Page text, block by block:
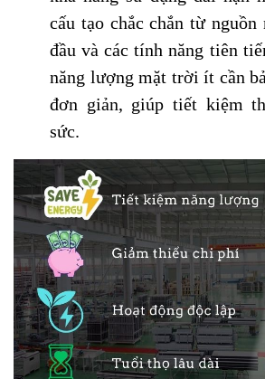
cấu tạo chắc chắn từ nguồn
đầu và các tính năng tiên
năng lượng mặt trời ít cần
đơn giản, giúp tiết kiệm
sức.